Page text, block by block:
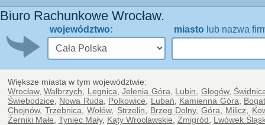
Biuro Rachunkowe Wrocław.
województwo: miasto lub nazwa
Większe miasta w tym województwie:
Wrocław,Wałbrzych Legnica ,Jelenia Góra Lubin Głogów,
Świebodzice
Nowa Ruda Polkowice Lubań Kamienna Góra
Chojnów,Trzebnica ,Wołów, Strzelin Brzeg Dolny,Góra Milicz
Żerniki Małe Tyniec Mały, Kąty Wrocławskie Żmigród Lwówek